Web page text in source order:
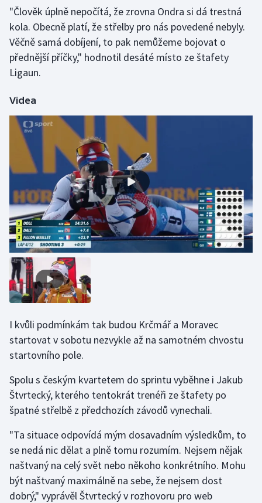
"Člověk úplně nepočítá, že zrovna Ondra si dá trestná
kola. Obecně platí, že střelby pro nás povedené nebyly.
Věčně samá dobíjení, to pak nemůžeme bojovat o
přednější příčky," hodnotil desáté místo ze štafety
Ligaun.
Videa
I kvůli podmínkám tak budou Krčmář a Moravec
startovat v sobotu nezvykle až na samotném chvostu
startovního pole.
Spolu s českým kvartetem do sprintu vyběhne i Jakub
Štvrtecký, kterého tentokrát trenéři ze štafety po
špatné střelbě z předchozích závodů vynechali.
"Ta situace odpovídá mým dosavadním výsledkům, to
se nedá nic dělat a plně tomu rozumím. Nejsem nějak
naštvaný na celý svět nebo někoho konkrétního. Mohu
být naštvaný maximálně na sebe, že nejsem dost
dobrý," vyprávěl Štvrtecký v rozhovoru pro web